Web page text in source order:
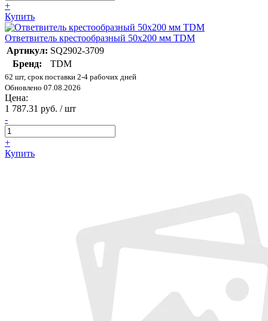
+
Купить
Ответвитель крестообразный 50х200 мм TDM
Артикул: SQ2902-3709
Бренд:
TDM
62 шт, срок поставки 2-4 рабочих дней
Обновлено 07.08.2026
Цена:
1 787.31 руб. / шт
-
+
Купить